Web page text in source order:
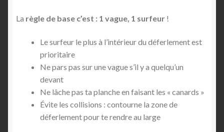
La règle de base c’est : 1 vague, 1 surfeur !
Le surfeur le plus à l’intérieur du déferlement est
prioritaire
Ne pars pas sur une vague s’il y a quelqu’un
devant
Ne lâche pas ta planche en faisant les « canards »
Évite les collisions : contourne la zone de
déferlement pour te rendre au large